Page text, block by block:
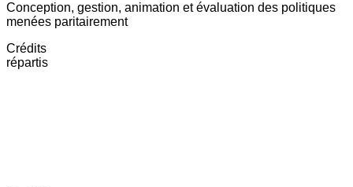
Conception, gestion, animation et évaluation des politiques
menées paritairement
Crédits
répartis